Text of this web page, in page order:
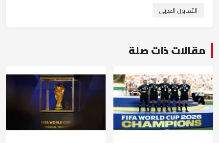
التعاون العربي
مقالات ذات صلة